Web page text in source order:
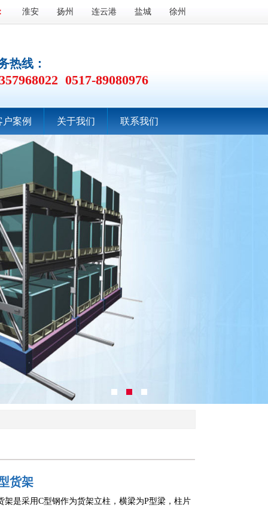
徐州
盐城
连云港
扬州
淮安
热线：
0517-89080976
户案例 关于我们 联系我们
货架
架是采用C型钢作为货架立柱，横梁为P型梁，柱片